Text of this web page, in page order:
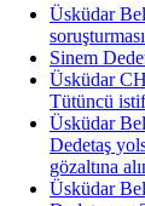
Üsküdar
Sinem
Üsküdar
Tütüncü
Üsküdar
Dedetaş
gözaltına
Üsküdar